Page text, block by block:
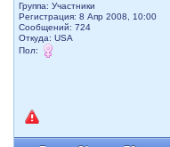
Группа: Участники
Регистрация: 8 Апр 2008, 10:00
Сообщений: 724
Откуда: USA
Пол: